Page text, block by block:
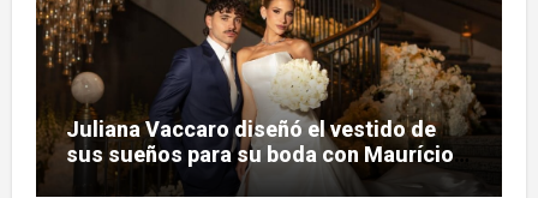
Juliana Vaccaro diseñó el vestido de
sus sueños para su boda con Maurício
Prado